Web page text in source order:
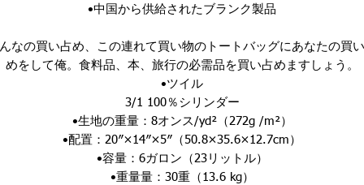
•中国から供給されたブランク製品
なの買い占め 、この連れて買い物のトートバッグにあなたの買
めをして俺。 食料品、本、旅行の必需品を買い占めますしょう。
•ツイル
3/1 100％シリンダー
•生地の重量：8オンス/yd²（272g /m²）
•配置：20″×14″×5″（50.8×35.6×12.7cm）
•容量：6ガロン（23リットル）
•重量量：30重（13.6 kg）